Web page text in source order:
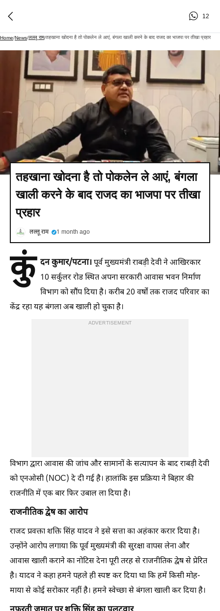
12
Home/News/लल्लू राम/तहखाना खोदना है तो पोकलेन ले आएं, बंगला खाली करने के बाद राजद का भाजपा पर तीखा प्रहार
तहखाना खोदना है तो पोकलेन ले आएं, बंगला
खाली करने के बाद राजद का भाजपा पर तीखा
प्रहार
लल्लू राम 1 month ago
कुं दन कुमार/पटना। पूर्व मुख्यमंत्री राबड़ी देवी ने आखिरकार
10 सर्कुलर रोड स्थित अपना सरकारी आवास भवन निर्माण
विभाग को सौंप दिया है। करीब 20 वर्षों तक राजद परिवार का
केंद्र रहा यह बंगला अब खाली हो चुका है।
ADVERTISEMENT
विभाग द्वारा आवास की जांच और सामानों के सत्यापन के बाद राबड़ी देवी
को एनओसी (NOC) दे दी गई है। हालांकि इस प्रक्रिया ने बिहार की
राजनीति में एक बार फिर उबाल ला दिया है।
​राजनीतिक द्वेष का आरोप
​राजद प्रवक्ता शक्ति सिंह यादव ने इसे सत्ता का अहंकार करार दिया है।
उन्होंने आरोप लगाया कि पूर्व मुख्यमंत्री की सुरक्षा वापस लेना और
आवास खाली कराने का नोटिस देना पूरी तरह से राजनीतिक द्वेष से प्रेरित
है। यादव ने कहा हमने पहले ही स्पष्ट कर दिया था कि हमें किसी मोह-
माया से कोई सरोकार नहीं है। हमने स्वेच्छा से बंगला खाली कर दिया है।